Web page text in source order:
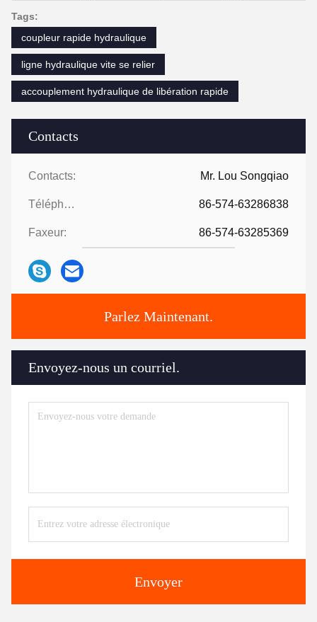
Contacts
Contacts: Mr. Lou Songqiao
Téléphone: 86-574-63286838
Faxeur: 86-574-63285369
Parlez Maintenant.
Envoyez-nous un courriel.
Envoyer
Tags:
coupleur rapide hydraulique
ligne hydraulique vite se relier
accouplement hydraulique de libération rapide